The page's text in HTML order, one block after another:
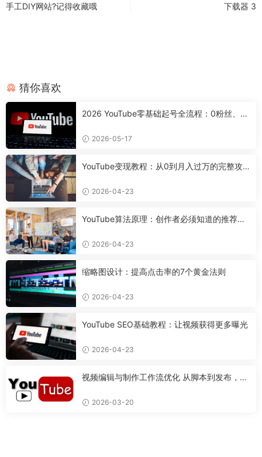
手工DIY网站?记得收藏哦
下载器 3
猜你喜欢
2026 YouTube零基础起号全流程：0粉丝、0
2026-05-17
YouTube变现教程：从0到月入过万的完整攻
2026-04-23
YouTube算法原理：创作者必须知道的推荐机
2026-04-23
缩略图设计：提高点击率的7个黄金法则
2026-04-23
YouTube SEO基础教程：让视频获得更多曝光
2026-04-23
视频编辑与制作工作流优化 从脚本到发布，打
2026-03-20